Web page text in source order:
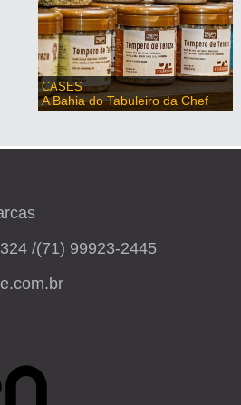
CASES
A Bahia do Tabuleiro da Chef
/(71) 99923-2445